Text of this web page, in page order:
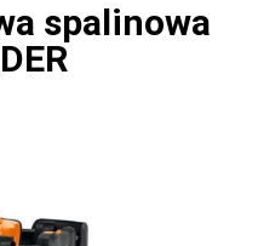
spalinowa